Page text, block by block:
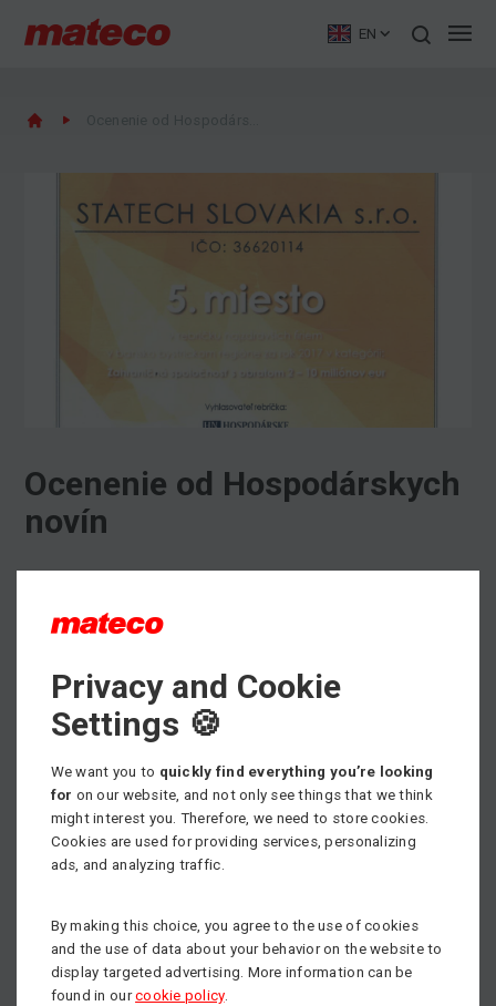
EN
Ocenenie od Hospodárskych
novín
najzdravších firiem v bansko bystrickom regióne za rok
Neustále zlepšovanie našich služieb a rozširovanie
strojovej flotily nám pomáha k rastu našej spoločnosti.
ženie v pred.
Ďakujeme všetkým naším zákazníkom za prejavenú
dôveru.
Privacy and Cookie
Settings 🍪
We want you to quickly find everything you’re looking
for on our website, and not only see things that we think
might interest you. Therefore, we need to store cookies.
Cookies are used for providing services, personalizing
ads, and analyzing traffic.
By making this choice, you agree to the use of cookies
and the use of data about your behavior on the website to
display targeted advertising. More information can be
found in ourcookie policy.